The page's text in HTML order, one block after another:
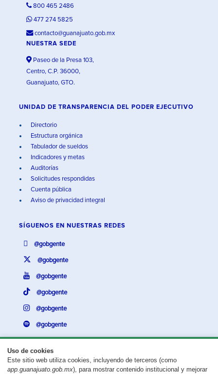
Uso de cookies
Este sitio web utiliza cookies, incluyendo de terceros (como
app.guanajuato.gob.mx), para mostrar contenido institucional y mejorar
800 465 2486
477 274 5825
contacto@guanajuato.gob.mx
NUESTRA SEDE
Paseo de la Presa 103,
Centro, C.P. 36000,
Guanajuato, GTO.
UNIDAD DE TRANSPARENCIA DEL PODER EJECUTIVO
Directorio
Estructura orgánica
Tabulador de sueldos
Indicadores y metas
Auditorías
Solicitudes respondidas
Cuenta pública
Aviso de privacidad integral
SÍGUENOS EN NUESTRAS REDES
@gobgente
@gobgente
@gobgente
@gobgente
@gobgente
@gobgente
¿Existe algún problema con esta página?Repórtalo aquí.